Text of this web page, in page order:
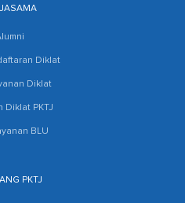
Diklat
Diklat
Diklat PKTJ
BLU
PKTJ